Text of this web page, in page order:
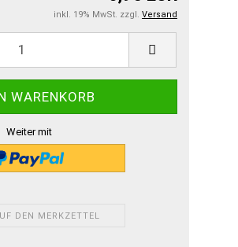
inkl. 19% MwSt. zzgl. Versand
Weiter mit
DEN MERKZETTEL